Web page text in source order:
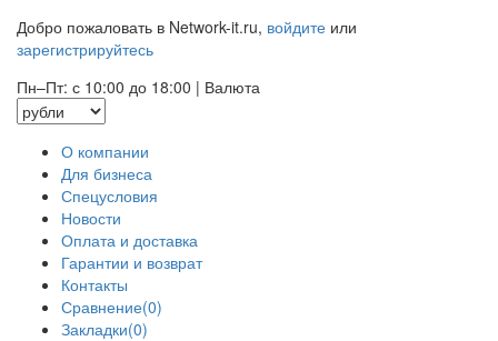
Добро пожаловать в Network-it.ru, войдите или
зарегистрируйтесь
Пн–Пт: с 10:00 до 18:00 | Валюта
О компании
Для бизнеса
Спецусловия
Новости
Оплата и доставка
Гарантии и возврат
Контакты
Сравнение(0)
Закладки(0)